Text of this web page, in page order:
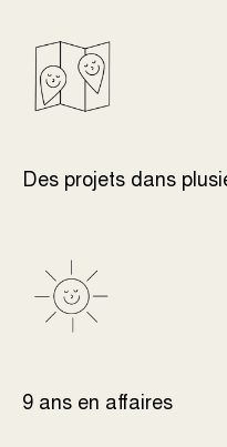
Des projets dans
9 ans en affaires